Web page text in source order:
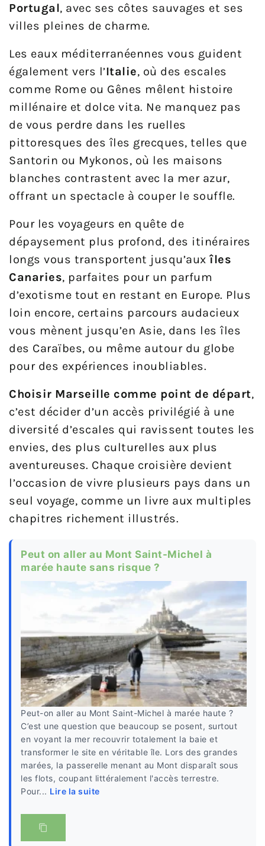
Portugal, avec ses côtes sauvages et ses
villes pleines de charme.
Les eaux méditerranéennes vous guident
également vers l’Italie, où des escales
comme Rome ou Gênes mêlent histoire
millénaire et dolce vita. Ne manquez pas
de vous perdre dans les ruelles
pittoresques des îles grecques, telles que
Santorin ou Mykonos, où les maisons
blanches contrastent avec la mer azur,
offrant un spectacle à couper le souffle.
Pour les voyageurs en quête de
dépaysement plus profond, des itinéraires
longs vous transportent jusqu’aux îles
Canaries, parfaites pour un parfum
d’exotisme tout en restant en Europe. Plus
loin encore, certains parcours audacieux
vous mènent jusqu’en Asie, dans les îles
des Caraïbes, ou même autour du globe
pour des expériences inoubliables.
Choisir Marseille comme point de départ,
c’est décider d’un accès privilégié à une
diversité d’escales qui ravissent toutes les
envies, des plus culturelles aux plus
aventureuses. Chaque croisière devient
l’occasion de vivre plusieurs pays dans un
seul voyage, comme un livre aux multiples
chapitres richement illustrés.
Peut on aller au Mont Saint-Michel à
marée haute sans risque ?
Peut-on aller au Mont Saint-Michel à marée haute ?
C’est une question que beaucoup se posent, surtout
en voyant la mer recouvrir totalement la baie et
transformer le site en véritable île. Lors des grandes
marées, la passerelle menant au Mont disparaît sous
les flots, coupant littéralement l'accès terrestre.
Pour... Lire la suite